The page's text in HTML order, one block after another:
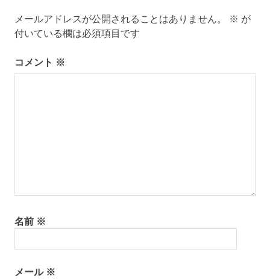
ー
シ
ョ
メールアドレスが公開されることはありません。 ※ が
付いている欄は必須項目です
コメント ※
名前 ※
メール ※